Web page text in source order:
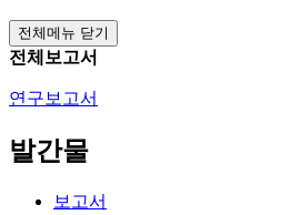
전체메뉴 닫기
전체보고서
연구보고서
발간물
보고서